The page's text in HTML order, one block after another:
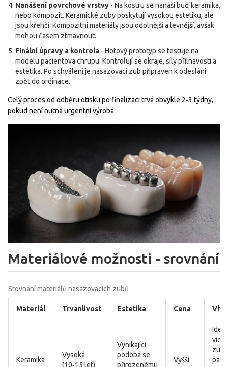
Nanášení povrchové vrstvy - Na kostru se nanáší buď keramika,
nebo kompozit. Keramické zuby poskytují vysokou estetiku, ale
jsou křehčí. Kompozitnímateriály jsou odolnější a levnější, avšak
mohou časem ztmavnout.
Finální úpravy a kontrola - Hotový prototyp se testuje na
modelu pacientova chrupu. Kontrolují se okraje, síly přilnavosti a
estetika. Po schválení je nasazovací zub připraven k odeslání
zpět do ordinace.
Celý proces od odběru otisku po finalizaci trvá obvykle 2‑3 týdny,
pokud není nutná urgentní výroba.
Materiálové možnosti - srovnání
Srovnání materiálů nasazovacích zubů
Materiál Trvanlivost Estetika Cena
Keramika
Vysoká
(10‑15 let)
Vynikající -
podobá se
přirozenému
Vyšší